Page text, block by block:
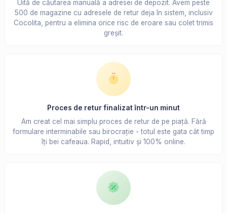
Uită de căutarea manuală a adresei de depozit. Avem peste
500 de magazine cu adresele de retur deja în sistem, inclusiv
Cocolita, pentru a elimina orice risc de eroare sau colet trimis
greșit.
Proces de retur finalizat într-un minut
Am creat cel mai simplu proces de retur de pe piață. Fără
formulare interminabile sau birocrație - totul este gata cât timp
îți bei cafeaua. Rapid, intuitiv și 100% online.